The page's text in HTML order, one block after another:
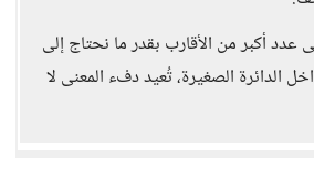
عدد أكبر من الأقارب بقدر ما نحتاج إلى
الدائرة الصغيرة، تُعيد دفء المعنى لا